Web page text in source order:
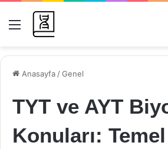
Menü
Anasayfa /Genel
TYT ve AYT
Konuları: